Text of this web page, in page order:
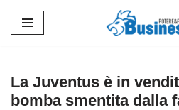
contenuto
La Juventus è in
bomba smentita dalla